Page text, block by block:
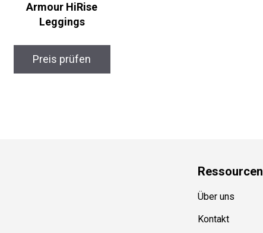
Armour HiRise
Leggings
Preis prüfen
Ressourcen
Über uns
Kontakt